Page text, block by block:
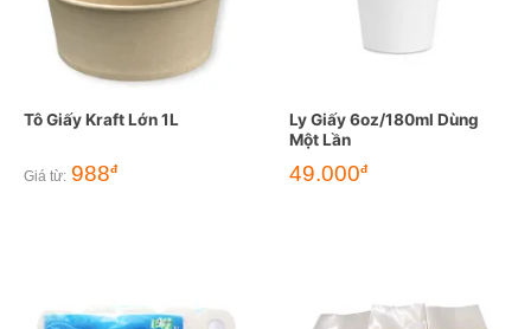
Tô Giấy Kraft Lớn 1L
Giá từ: 988đ
Ly Giấy 6oz/180ml Dùng
Một Lần
49.000đ